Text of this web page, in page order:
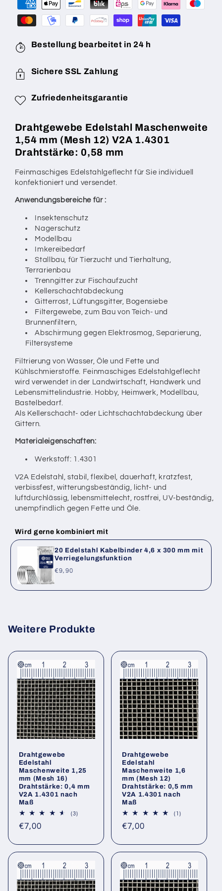
0,58
mm
1.4301
Maß
0,58
mm
1.4301
Maß
Bestellung bearbeitet in 24 h
Sichere SSL Zahlung
Zufriedenheitsgarantie
Drahtgewebe Edelstahl Maschenweite
1,54 mm (Mesh 12) V2A 1.4301
Drahtstärke: 0,58 mm
Feinmaschiges Edelstahlgeflecht für Sie individuell
konfektioniert und versendet.
Anwendungsbereiche für :
Insektenschutz
Nagerschutz
Modellbau
Imkereibedarf
Stallbau, für Tierzucht und Tierhaltung,
Terrarienbau
Trenngitter zur Fischaufzucht
Kellerschachtabdeckung
Gitterrost, Lüftungsgitter, Bogensiebe
Filtergewebe, zum Bau von Teich- und
Brunnenfiltern,
Abschirmung gegen Elektrosmog, Separierung,
Filtersysteme
Filtrierung von Wasser, Öle und Fette und
Kühlschmierstoffe. Feinmaschiges Edelstahlgeflecht
wird verwendet in der Landwirtschaft, Handwerk und
Lebensmittelindustrie. Hobby, Heimwerk, Modellbau,
Bastelbedarf.
Als Kellerschacht- oder Lichtschachtabdeckung über
Gittern.
Materialeigenschaften:
Werkstoff: 1.4301
V2A Edelstahl, stabil, flexibel, dauerhaft, kratzfest,
verbissfest, witterungsbeständig, licht- und
luftdurchlässig, lebensmittelecht, rostfrei, UV-beständig,
unempfindlich gegen Fette und Öle.
Wird gerne kombiniert mit
20 Edelstahl Kabelbinder 4,6 x 300 mm mit
Verriegelungsfunktion
Normaler
Preis
€9,90
Weitere Produkte
Drahtgewebe
Edelstahl
Maschenweite 1,25
mm (Mesh 16)
Drahtstärke: 0,4 mm
V2A 1.4301 nach
Maß
(3)3
Normaler
€7,00
Drahtgewebe
Edelstahl
Maschenweite 1,6
mm (Mesh 12)
Drahtstärke: 0,5 mm
V2A 1.4301 nach
Maß
(1)1
Normaler
€7,00